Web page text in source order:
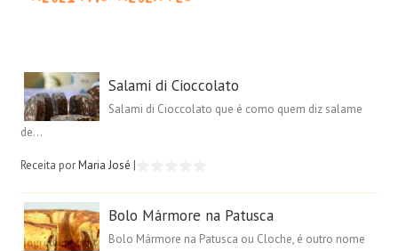
Salami di Cioccolato
Salami di Cioccolato que é como quem diz salame
de...
Receita porMaria José |
Bolo Mármore na Patusca
Bolo Mármore na Patusca ou Cloche, é outro nome